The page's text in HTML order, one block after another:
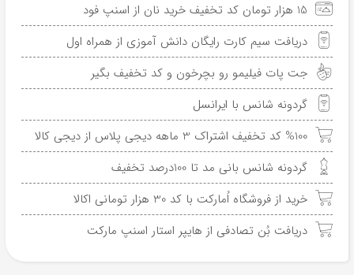
15 هزار تومان کد تخفیف خرید نان از اسنپ فود
دریافت سیم کارت رایگان دانش آموزی از همراه اول
جت پات فیلیمو رو بچرخون و کد تخفیف بگیر
گردونه شانس با ایرانسل
%100 کد تخفیف اشتراک 3 ماهه دیجی پلاس از دیجی کالا
گردونه شانس بانی مد تا 100درصد تخفیف
خرید از فروشگاه اُمارکت با کد 30 هزار تومانی اکالا
دریافت بُن تصادفی از هایپر استار اسنپ مارکت